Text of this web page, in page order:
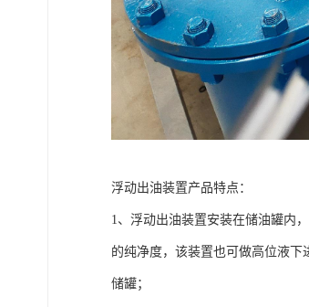
浮动出油装置产品特点：
1、浮动出油装置安装在储油罐内
的纯净度，该装置也可做高位液
储罐；